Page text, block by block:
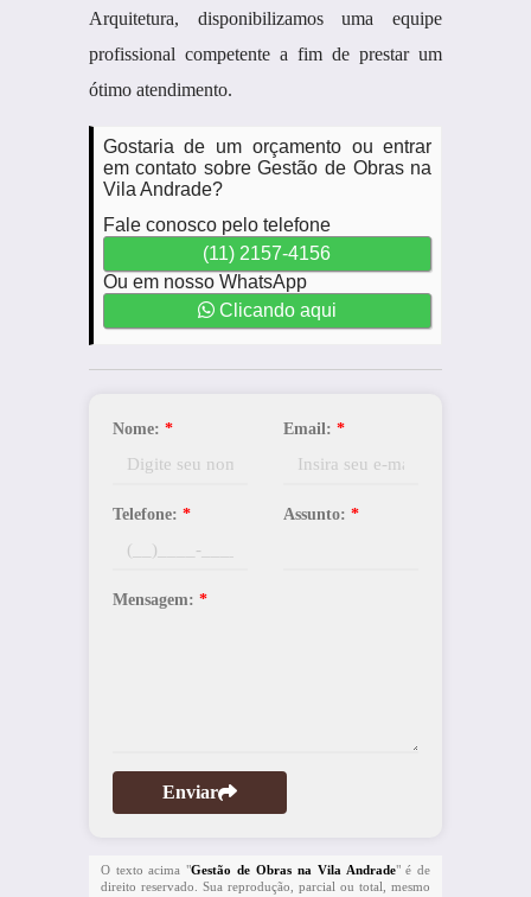
Arquitetura, disponibilizamos uma equipe
profissional competente a fim de prestar um
ótimo atendimento.
Gostaria de um orçamento ou entrar
em contato sobre Gestão de Obras na
Vila Andrade?
Fale conosco pelo telefone
(11) 2157-4156
Ou em nosso WhatsApp
Clicando aqui
Nome: * Email: *
Telefone: * Assunto: *
Mensagem: *
Enviar
O texto acima "Gestão de Obras na Vila Andrade" é de
direito reservado. Sua reprodução, parcial ou total, mesmo